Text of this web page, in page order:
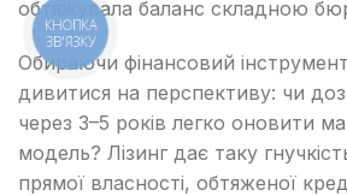
обтяжувала баланс складною
Обираючи фінансовий
дивитися на перспективу: чи
через 3–5 років легко оновити
модель? Лізинг дає таку
прямої власності, обтяженої
КНОПКА
ЗВ'ЯЗКУ